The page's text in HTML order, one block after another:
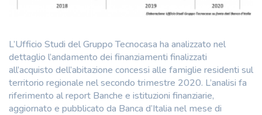
L’Ufficio Studi del Gruppo Tecnocasa ha analizzato nel
dettaglio l’andamento dei finanziamenti finalizzati
all’acquisto dell’abitazione concessi alle famiglie residenti sul
territorio regionale nel secondo trimestre 2020. L’analisi fa
riferimento al report Banche e istituzioni finanziarie,
aggiornato e pubblicato da Banca d’Italia nel mese di